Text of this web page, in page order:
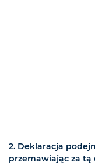
2. Deklaracja
przemawiając za tą